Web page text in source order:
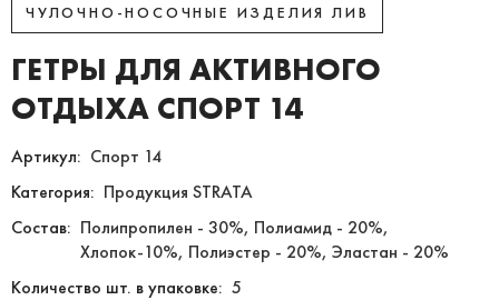
ЧУЛОЧНО-НОСОЧНЫЕ ИЗДЕЛИЯ ЛИВ
ГЕТРЫ ДЛЯ АКТИВНОГО
ОТДЫХА СПОРТ 14
Артикул: Спорт 14
Категория: Продукция STRATA
Состав: Полипропилен - 30%, Полиамид - 20%,
Хлопок-10%, Полиэстер - 20%, Эластан - 20%
Количество шт. в упаковке: 5